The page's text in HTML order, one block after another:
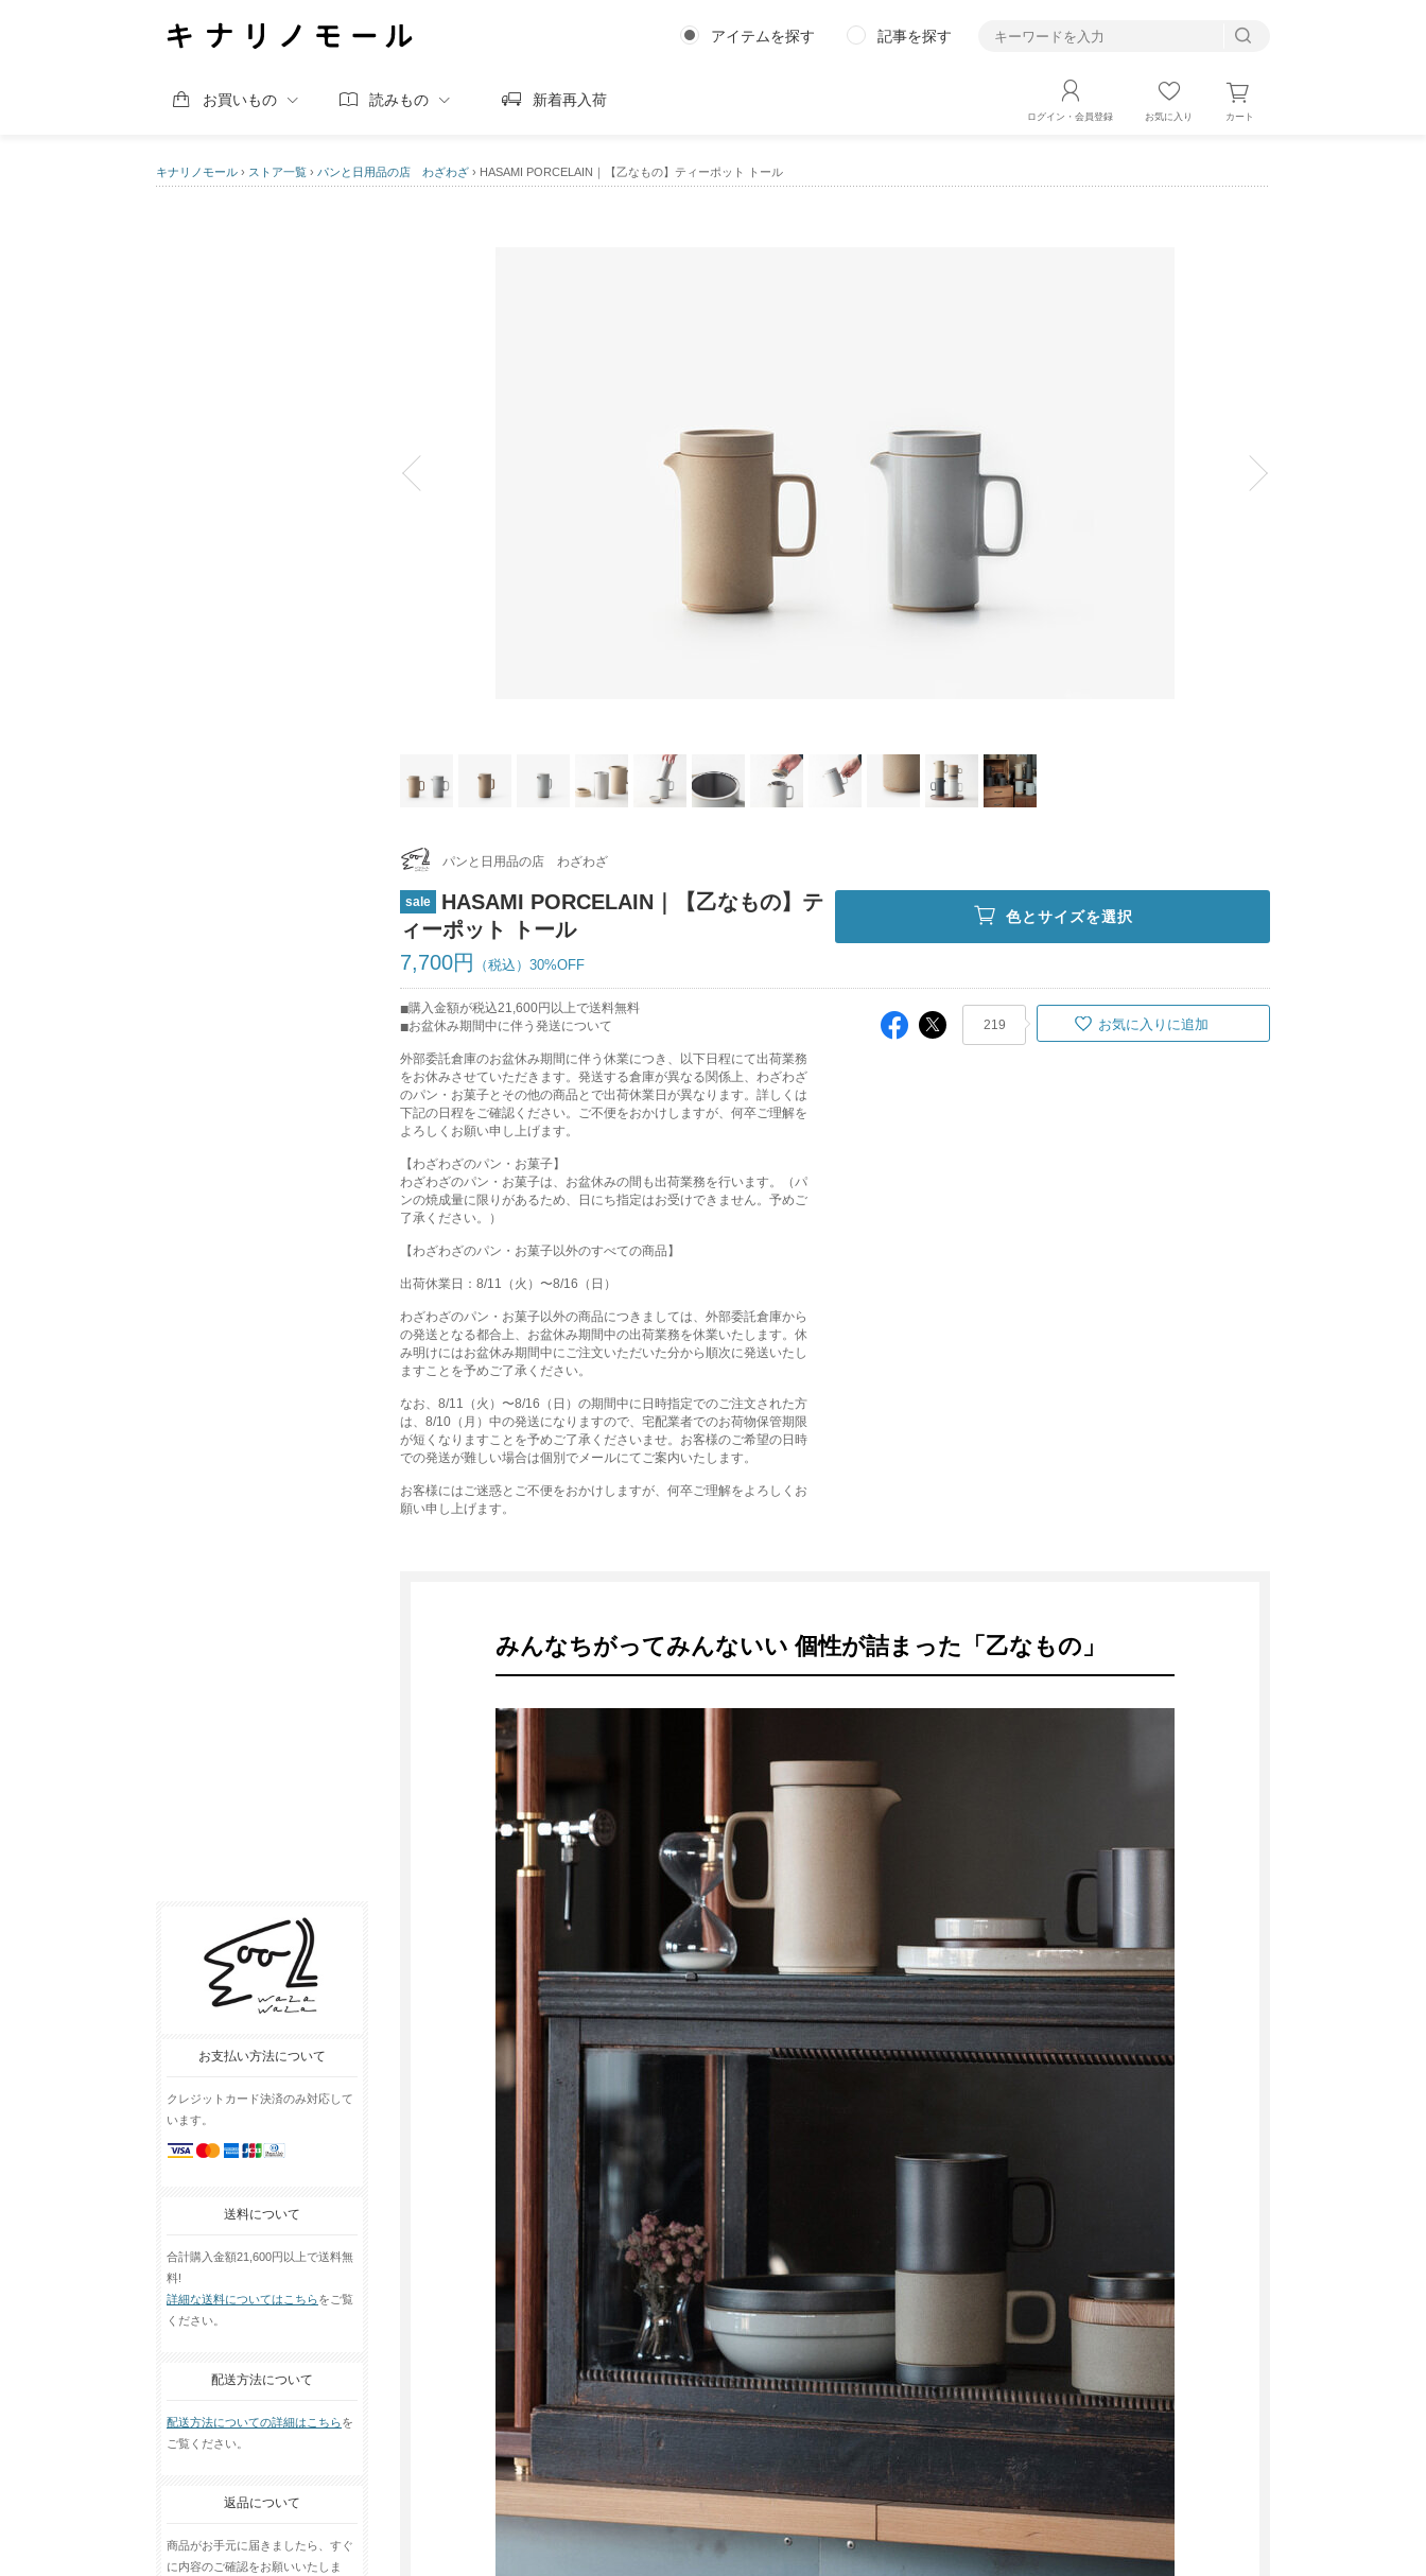
アイテムを探す 記事を探す
お買いもの 読みもの 新着再入荷
ログイン・会員登録 お気に入り カート
キナリノモール › ストア一覧 › パンと日用品の店 わざわざ › HASAMI PORCELAIN｜【乙なもの】ティーポット トール
お支払い方法について
クレジットカード決済のみ対応して
います。
送料について
合計購入金額21,600円以上で送料無
料!
詳細な送料についてはこちらをご覧
ください。
配送方法について
配送方法についての詳細はこちらを
ご覧ください。
返品について
商品がお手元に届きましたら、すぐ
に内容のご確認をお願いいたしま
パンと日用品の店 わざわざ
sale
HASAMI PORCELAIN｜【乙なもの】テ
ィーポット トール
7,700円
30%OFF
色とサイズを選択
購入金額が税込21,600円以上で送料無料
お盆休み期間中に伴う発送について
外部委託倉庫のお盆休み期間に伴う休業につき、以下日程にて出荷業務
をお休みさせていただきます。発送する倉庫が異なる関係上、わざわざ
のパン・お菓子とその他の商品とで出荷休業日が異なります。詳しくは
下記の日程をご確認ください。ご不便をおかけしますが、何卒ご理解を
よろしくお願い申し上げます。
【わざわざのパン・お菓子】
わざわざのパン・お菓子は、お盆休みの間も出荷業務を行います。（パ
ンの焼成量に限りがあるため、日にち指定はお受けできません。予めご
了承ください。）
【わざわざのパン・お菓子以外のすべての商品】
出荷休業日：8/11（火）〜8/16（日）
わざわざのパン・お菓子以外の商品につきましては、外部委託倉庫から
の発送となる都合上、お盆休み期間中の出荷業務を休業いたします。休
み明けにはお盆休み期間中にご注文いただいた分から順次に発送いたし
ますことを予めご了承ください。
なお、8/11（火）〜8/16（日）の期間中に日時指定でのご注文された方
は、8/10（月）中の発送になりますので、宅配業者でのお荷物保管期限
が短くなりますことを予めご了承くださいませ。お客様のご希望の日時
での発送が難しい場合は個別でメールにてご案内いたします。
お客様にはご迷惑とご不便をおかけしますが、何卒ご理解をよろしくお
願い申し上げます。
219 お気に入りに追加
みんなちがってみんないい 個性が詰まった「乙なもの」